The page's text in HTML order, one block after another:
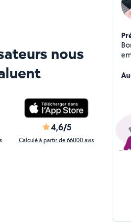
nous
4,6/5
Calculé à partir de 66000 avis